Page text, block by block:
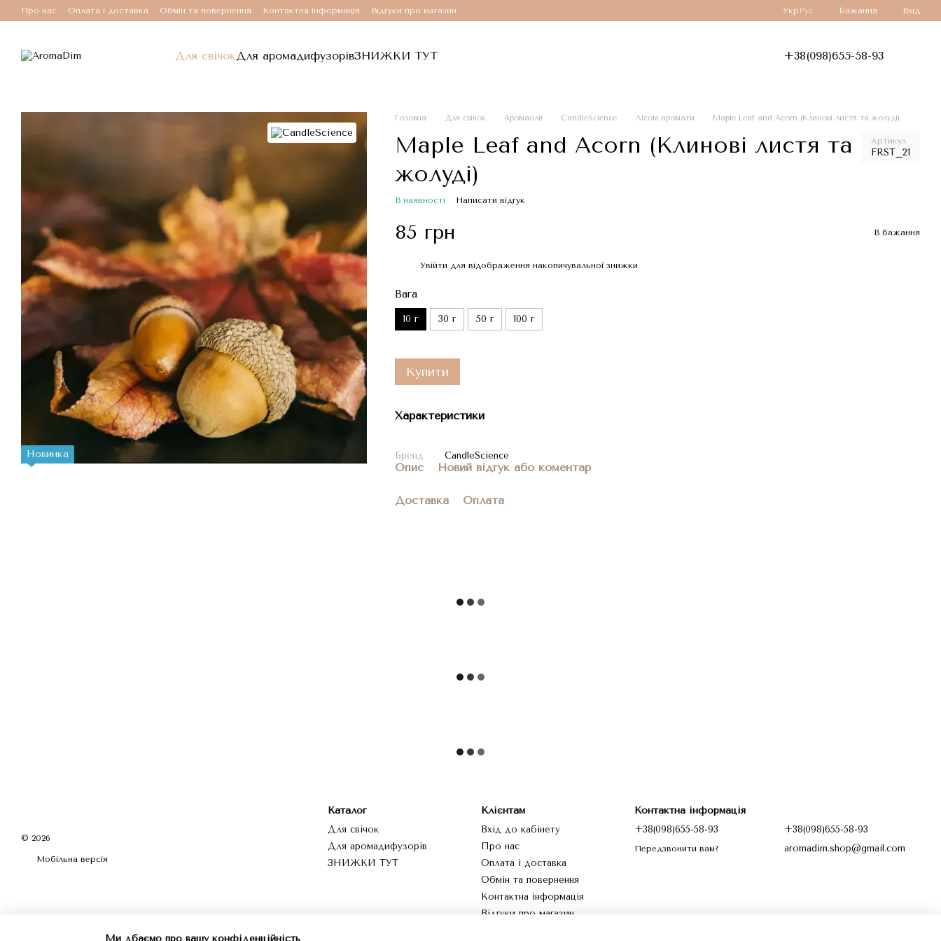
Перейти до основного контенту
Про нас Оплата і доставка Обмін та повернення Контактна інформація Відгуки про магазин Укр Рус Бажання Вхід
Для свічокДля аромадифузорівЗНИЖКИ ТУТ +38(098)655-58-93
Новинка
Головна Для свічок Аромаолії CandleScience Лісові аромати Maple Leaf and Acorn (Клинові листя та жолуді)
Maple Leaf and Acorn (Клинові листя та
жолуді)
Артикул
FRST_21
В наявності Написати відгук
85 грн В бажання
Увійти для відображення накопичувальної знижки
Вага
10 г 30 г 50 г 100 г
Купити
Характеристики
Бренд CandleScience
Опис Новий відгук або коментар
Доставка Оплата
© 2026
Мобільна версія
Каталог
Для свічок
Для аромадифузорів
ЗНИЖКИ ТУТ
Клієнтам
Вхід до кабінету
Про нас
Оплата і доставка
Обмін та повернення
Контактна інформація
Відгуки про магазин
Контактна інформація
+38(098)655-58-93
Передзвонити вам?
+38(098)655-58-93
aromadim.shop@gmail.com
Ми дбаємо про вашу конфіденційність